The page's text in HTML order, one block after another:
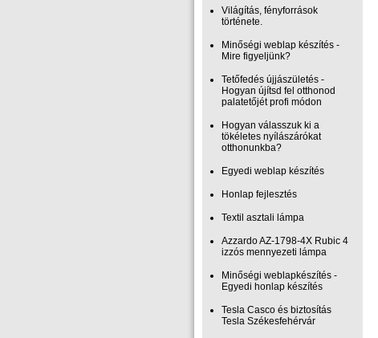
Világítás, fényforrások
története.
Minőségi weblap készítés -
Mire figyeljünk?
Tetőfedés újjászületés -
Hogyan újítsd fel otthonod
palatetőjét profi módon
Hogyan válasszuk ki a
tökéletes nyílászárókat
otthonunkba?
Egyedi weblap készítés
Honlap fejlesztés
Textil asztali lámpa
Azzardo AZ-1798-4X Rubic 4
izzós mennyezeti lámpa
Minőségi weblapkészítés -
Egyedi honlap készítés
Tesla Casco és biztosítás
Tesla Székesfehérvár